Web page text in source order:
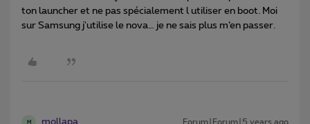
ton launcher et ne pas spécialement l utiliser en boot. Moi
sur Samsung j'utilise le nova… je ne sais plus m’en passer.
M Forum|Forum|5 years ago